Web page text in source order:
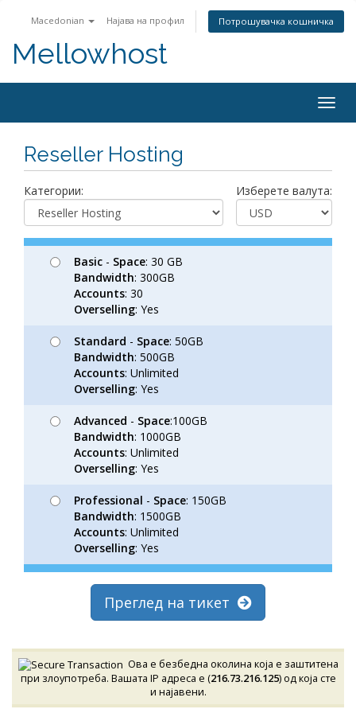
Macedonian Најава на профил Потрошувачка кошничка
Mellowhost
Reseller Hosting
Категории: Изберете валута:
Basic - Space: 30 GB
Bandwidth: 300GB
Accounts: 30
Overselling: Yes
Standard - Space: 50GB
Bandwidth: 500GB
Accounts: Unlimited
Overselling: Yes
Advanced - Space:100GB
Bandwidth: 1000GB
Accounts: Unlimited
Overselling: Yes
Professional - Space: 150GB
Bandwidth: 1500GB
Accounts: Unlimited
Overselling: Yes
Преглед на тикет
Ова е безбедна околина која е заштитена
при злоупотреба. Вашата IP адреса е (216.73.216.125) од која сте
и најавени.